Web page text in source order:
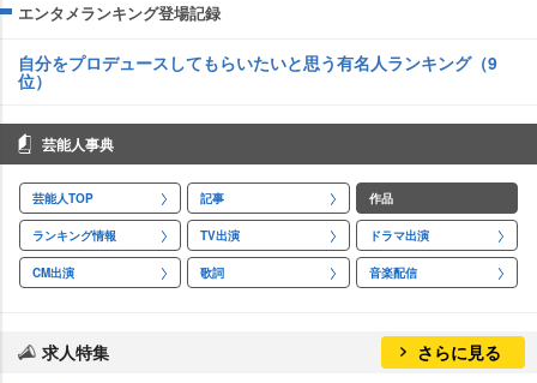
エンタメランキング登場記録
自分をプロデュースしてもらいたいと思う有名人ランキング（9
位）
芸能人事典
芸能人TOP 記事 作品
ランキング情報 TV出演 ドラマ出演
CM出演 歌詞 音楽配信
求人特集 さらに見る